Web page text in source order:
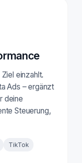
einzahlt.
Ads – ergänzt
deine
Steuerung,
TikTok